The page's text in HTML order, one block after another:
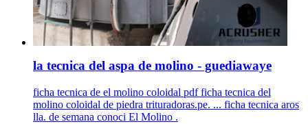
la tecnica del aspa de molino - guediawaye
ficha tecnica de el molino coloidal pdf ficha tecnica del
molino coloidal de piedra trituradoras.pe. ... ficha tecnica aros
lla. de semana conoci El Molino .